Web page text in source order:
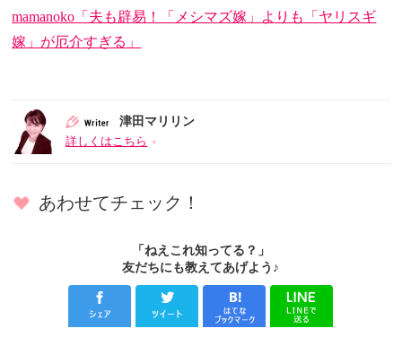
mamanoko「夫も辟易！「メシマズ嫁」よりも「ヤリスギ
嫁」が厄介すぎる」
津田マリリン
詳しくはこちら
あわせてチェック！
「ねえこれ知ってる？」
友だちにも教えてあげよう♪